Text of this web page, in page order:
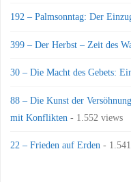
192 – Palmsonntag: Der
399 – Der Herbst – Zeit des
30 – Die Macht des Gebets:
88 – Die Kunst der
mit Konflikten - 1.552 views
22 – Frieden auf Erden -